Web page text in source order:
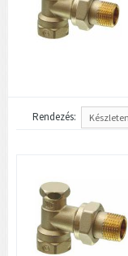
Rendezés: Készleten